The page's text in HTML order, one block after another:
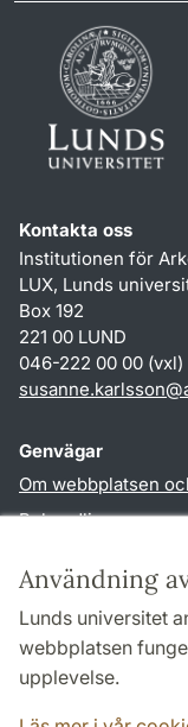
Användning
Lunds universitet
webbplatsen
upplevelse.
Kontakta oss
Institutionen för
LUX, Lunds
Box 192
221 00 LUND
046-222 00 00 (vxl)
susanne.karlsson@
Genvägar
Om webbplatsen
Behandling av
TYPO3-login
Följ oss i sociala